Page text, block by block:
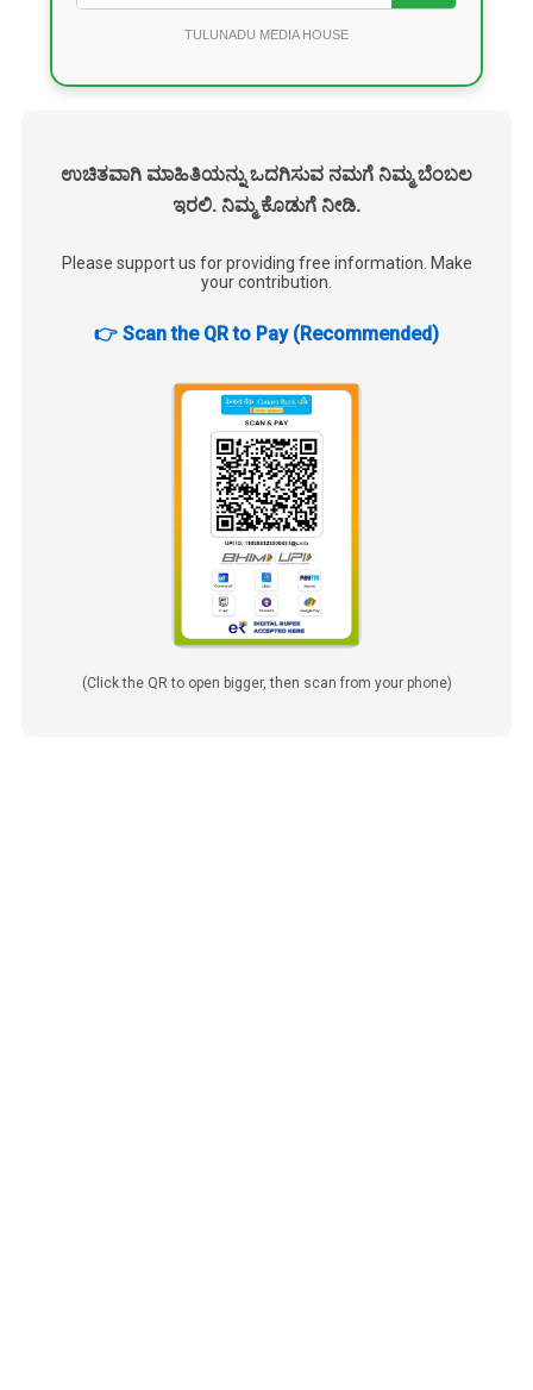
TULUNADU MEDIA HOUSE
ಉಚಿತವಾಗಿ ಮಾಹಿತಿಯನ್ನು ಒದಗಿಸುವ ನಮಗೆ ನಿಮ್ಮ ಬೆಂಬಲ
ಇರಲಿ. ನಿಮ್ಮ ಕೊಡುಗೆ ನೀಡಿ.
Please support us for providing free information. Make
your contribution.
👉 Scan the QR to Pay (Recommended)
(Click the QR to open bigger, then scan from your phone)